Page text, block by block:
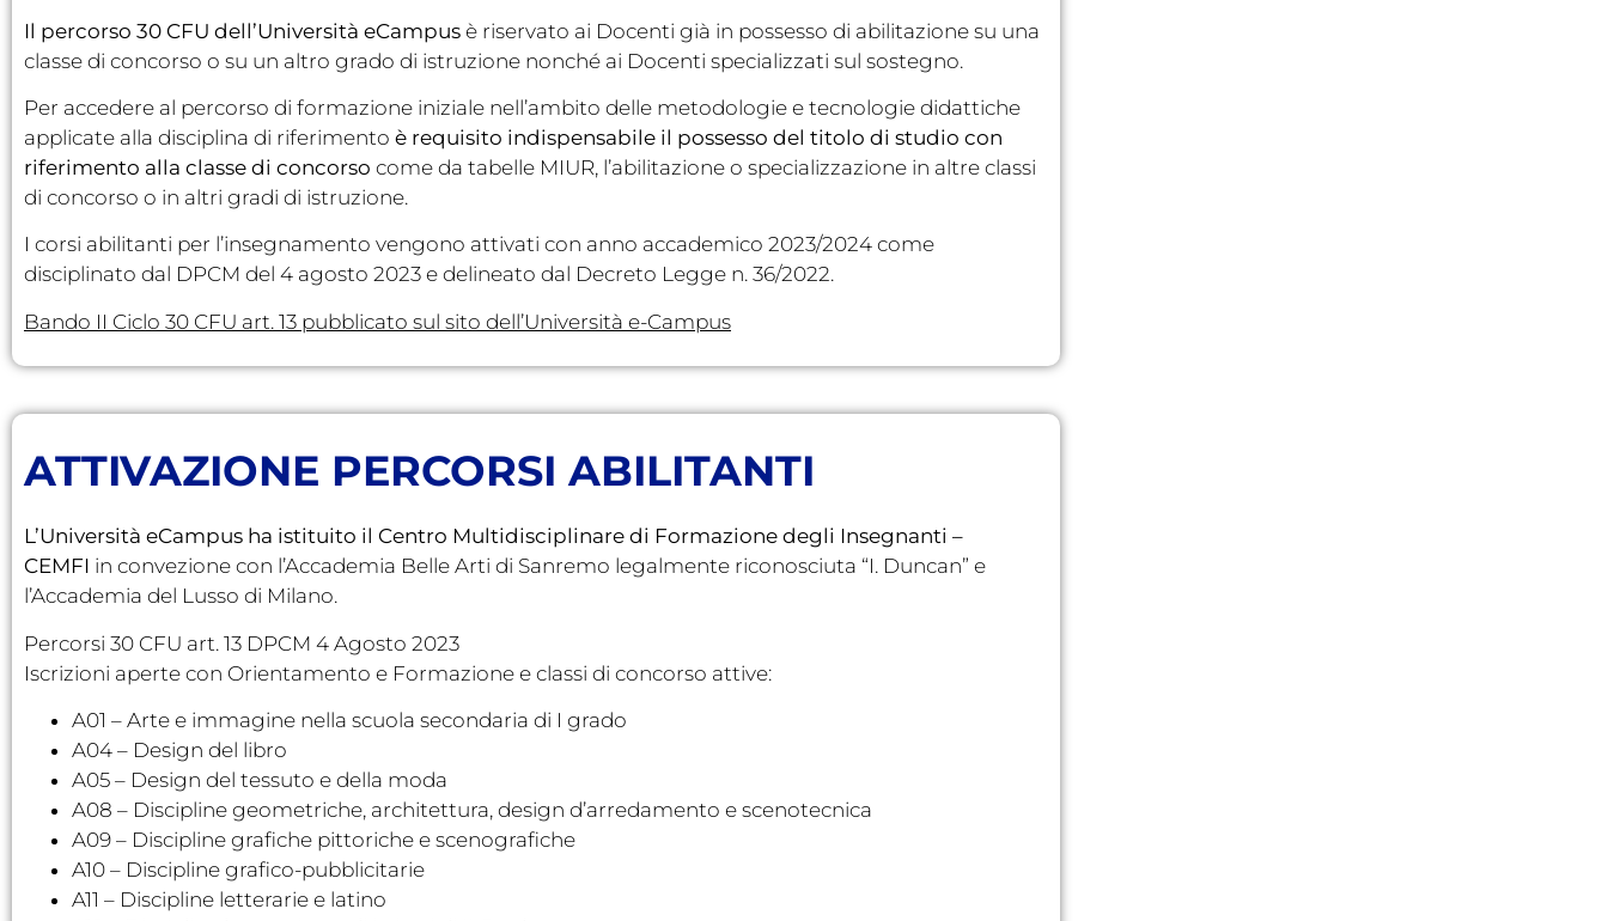
Il percorso 30 CFU dell’Università eCampus è riservato ai Docenti già in possesso di abilitazione su una
classe di concorso o su un altro grado di istruzione nonché ai Docenti specializzati sul sostegno.
Per accedere al percorso di formazione iniziale nell’ambito delle metodologie e tecnologie didattiche
applicate alla disciplina di riferimento è requisito indispensabile il possesso del titolo di studio con
riferimento alla classe di concorso come da tabelle MIUR, l’abilitazione o specializzazione in altre classi
di concorso o in altri gradi di istruzione.
I corsi abilitanti per l’insegnamento vengono attivati con anno accademico 2023/2024 come
disciplinato dal DPCM del 4 agosto 2023 e delineato dal Decreto Legge n. 36/2022.
Bando II Ciclo 30 CFU art. 13 pubblicato sul sito dell’Università e-Campus
ATTIVAZIONE PERCORSI ABILITANTI
L’Università eCampus ha istituito il Centro Multidisciplinare di Formazione degli Insegnanti –
CEMFI in convezione con l’Accademia Belle Arti di Sanremo legalmente riconosciuta “I. Duncan” e
l’Accademia del Lusso di Milano.
Percorsi 30 CFU art. 13 DPCM 4 Agosto 2023
Iscrizioni aperte con Orientamento e Formazione e classi di concorso attive:
A01 – Arte e immagine nella scuola secondaria di I grado
A04 – Design del libro
A05 – Design del tessuto e della moda
A08 – Discipline geometriche, architettura, design d’arredamento e scenotecnica
A09 – Discipline grafiche pittoriche e scenografiche
A10 – Discipline grafico-pubblicitarie
A11 – Discipline letterarie e latino